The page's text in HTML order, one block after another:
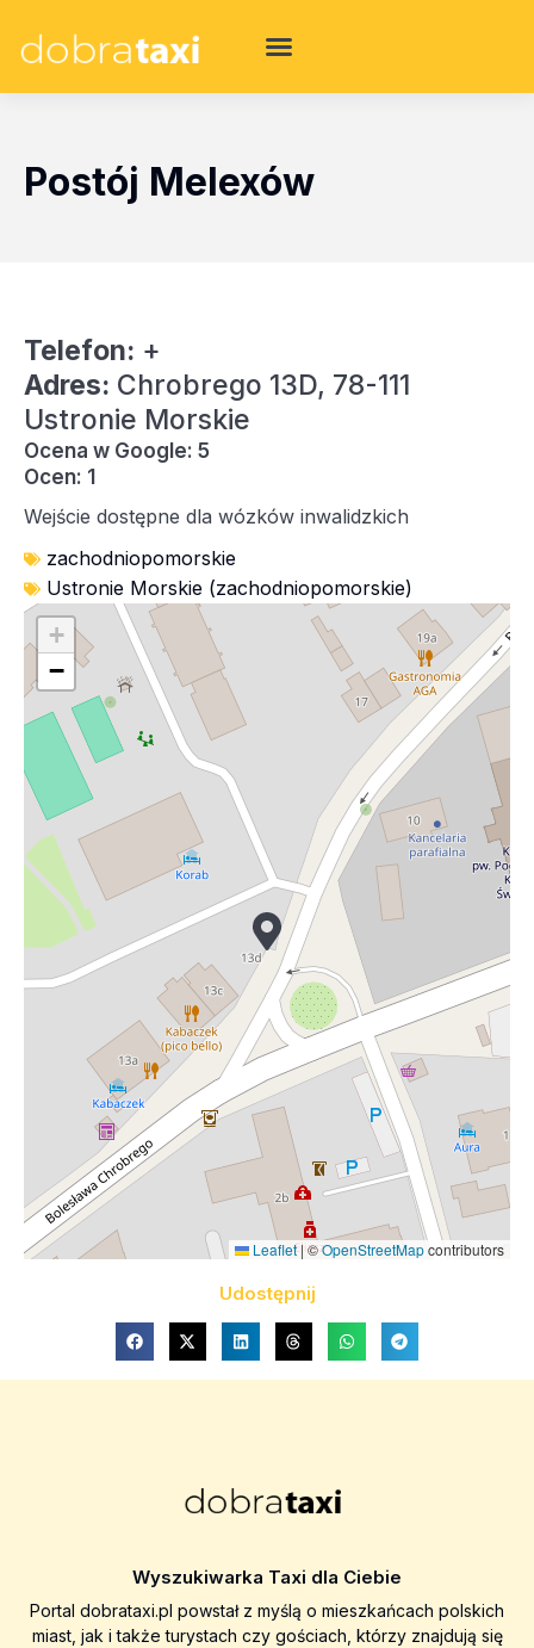
Postój Melexów
Telefon: +
Adres: Chrobrego 13D, 78-111
Ustronie Morskie
Ocena w Google: 5
Ocen: 1
Wejście dostępne dla wózków inwalidzkich
zachodniopomorskie
Ustronie Morskie (zachodniopomorskie)
+
−
Leaflet |©OpenStreetMapcontributors
Udostępnij
Wyszukiwarka Taxi dla Ciebie
Portal dobrataxi.pl powstał z myślą o mieszkańcach polskich
miast, jak i także turystach czy gościach, którzy znajdują się